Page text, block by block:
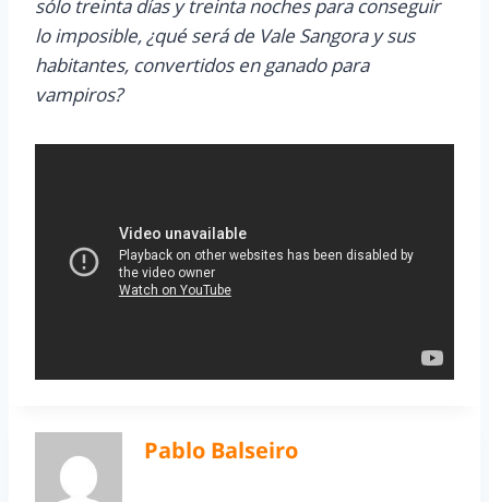
sólo treinta días y treinta noches para conseguir
lo imposible, ¿qué será de Vale Sangora y sus
habitantes, convertidos en ganado para
vampiros?
Pablo Balseiro